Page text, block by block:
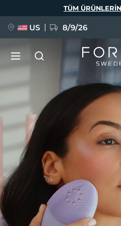
TÜM
US 8/9/26
YENİ
FAQ™ Pure Beauty-Tech
BREAKING NEWS
issa™ Teeth Whitening
Dil Seçimi
English Deutsch
Français
Italiano
Polski
Türkçe
简体中文